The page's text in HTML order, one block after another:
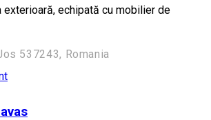
exterioară, echipată cu mobilier de
537243, Romania